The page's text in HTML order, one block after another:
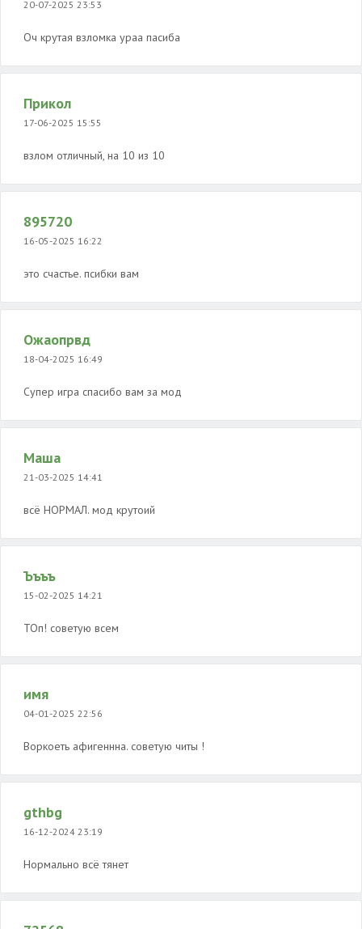
20-07-2025 23:53
Оч крутая взломка ураа пасиба
Прикол
17-06-2025 15:55
взлом отличный, на 10 из 10
895720
16-05-2025 16:22
это счастье. псибки вам
Ожаопрвд
18-04-2025 16:49
Супер игра спасибо вам за мод
Маша
21-03-2025 14:41
всё НОРМАЛ. мод крутоий
Ъъъъ
15-02-2025 14:21
ТОп! советую всем
имя
04-01-2025 22:56
Воркоеть афигеннна. советую читы !
gthbg
16-12-2024 23:19
Нормально всё тянет